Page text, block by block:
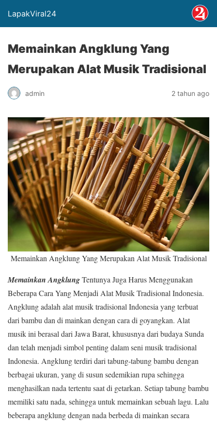
LapakViral24
Memainkan Angklung Yang
Merupakan Alat Musik Tradisional
admin 2 tahun ago
Memainkan Angklung Yang Merupakan Alat Musik Tradisional
Memainkan AngklungTentunya Juga Harus Menggunakan
Beberapa Cara Yang Menjadi Alat Musik Tradisional Indonesia.
Angklung adalah alat musik tradisional Indonesia yang terbuat
dari bambu dan di mainkan dengan cara di goyangkan. Alat
musik ini berasal dari Jawa Barat, khususnya dari budaya Sunda
dan telah menjadi simbol penting dalam seni musik tradisional
Indonesia. Angklung terdiri dari tabung-tabung bambu dengan
berbagai ukuran, yang di susun sedemikian rupa sehingga
menghasilkan nada tertentu saat di getarkan. Setiap tabung bambu
memiliki satu nada, sehingga untuk memainkan sebuah lagu. Lalu
beberapa angklung dengan nada berbeda di mainkan secara